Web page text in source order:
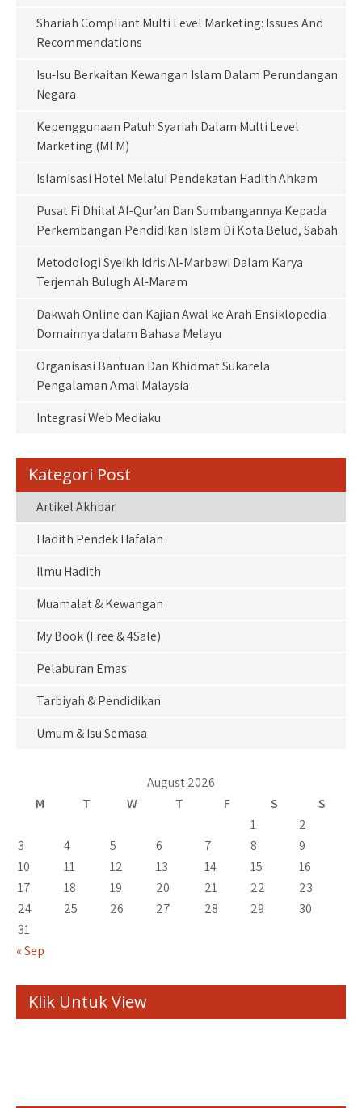
Shariah Compliant Multi Level Marketing: Issues And
Recommendations
Isu-Isu Berkaitan Kewangan Islam Dalam Perundangan
Negara
Kepenggunaan Patuh Syariah Dalam Multi Level
Marketing (MLM)
Islamisasi Hotel Melalui Pendekatan Hadith Ahkam
Pusat Fi Dhilal Al-Qur’an Dan Sumbangannya Kepada
Perkembangan Pendidikan Islam Di Kota Belud, Sabah
Metodologi Syeikh Idris Al-Marbawi Dalam Karya
Terjemah Bulugh Al-Maram
Dakwah Online dan Kajian Awal ke Arah Ensiklopedia
Domainnya dalam Bahasa Melayu
Organisasi Bantuan Dan Khidmat Sukarela:
Pengalaman Amal Malaysia
Integrasi Web Mediaku
Kategori Post
Artikel Akhbar
Hadith Pendek Hafalan
Ilmu Hadith
Muamalat & Kewangan
My Book (Free & 4Sale)
Pelaburan Emas
Tarbiyah & Pendidikan
Umum & Isu Semasa
August 2026
M
T W T F S
S
1
2
3
4 5 6 7 8
9
10
11 12 13 14 15
16
17
18 19 20 21 22
23
24
25 26 27 28 29
30
31
« Sep
Klik Untuk View